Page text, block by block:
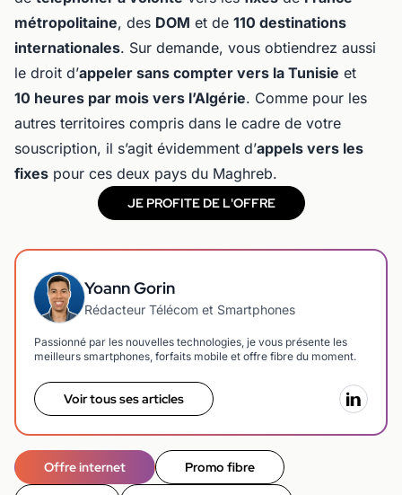
métropolitaine, des DOM et de 110 destinations
internationales. Sur demande, vous obtiendrez aussi
le droit d’appeler sans compter vers la Tunisie et
10 heures par mois vers l’Algérie. Comme pour les
autres territoires compris dans le cadre de votre
souscription, il s’agit évidemment d’appels vers les
fixes pour ces deux pays du Maghreb.
JE PROFITE DE L'OFFRE
Yoann Gorin
Rédacteur Télécom et Smartphones
Passionné par les nouvelles technologies, je vous présente les
meilleurs smartphones, forfaits mobile et offre fibre du moment.
Voir tous ses articles
Offre internet Promo fibre